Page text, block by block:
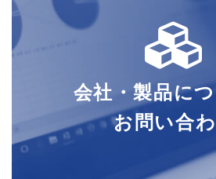
会社・製品に
お問い合